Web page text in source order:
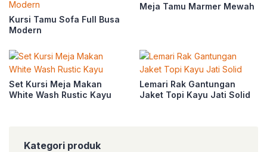
Kursi Tamu Sofa Full Busa
Modern
Meja Tamu Marmer Mewah
Set Kursi Meja Makan
White Wash Rustic Kayu
Lemari Rak Gantungan
Jaket Topi Kayu Jati Solid
Kategori produk